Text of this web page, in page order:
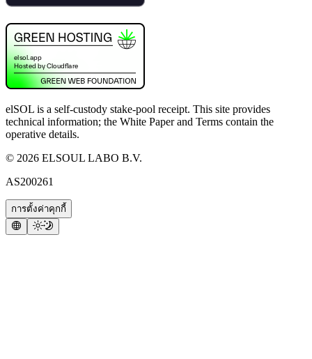
elSOL is a self-custody stake-pool receipt. This site provides
technical information; the White Paper and Terms contain the
operative details.
© 2026 ELSOUL LABO B.V.
AS200261
การตั้งค่าคุกกี้